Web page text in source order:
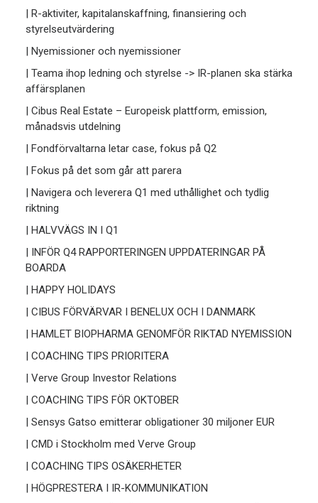
| R-aktiviter, kapitalanskaffning, finansiering och
styrelseutvärdering
| Nyemissioner och nyemissioner
| Teama ihop ledning och styrelse -> IR-planen ska stärka
affärsplanen
| Cibus Real Estate – Europeisk plattform, emission,
månadsvis utdelning
| Fondförvaltarna letar case, fokus på Q2
| Fokus på det som går att parera
| Navigera och leverera Q1 med uthållighet och tydlig
riktning
| HALVVÄGS IN I Q1
| INFÖR Q4 RAPPORTERINGEN UPPDATERINGAR PÅ
BOARDA
| HAPPY HOLIDAYS
| CIBUS FÖRVÄRVAR I BENELUX OCH I DANMARK
| HAMLET BIOPHARMA GENOMFÖR RIKTAD NYEMISSION
| COACHING TIPS PRIORITERA
| Verve Group Investor Relations
| COACHING TIPS FÖR OKTOBER
| Sensys Gatso emitterar obligationer 30 miljoner EUR
| CMD i Stockholm med Verve Group
| COACHING TIPS OSÄKERHETER
| HÖGPRESTERA I IR-KOMMUNIKATION